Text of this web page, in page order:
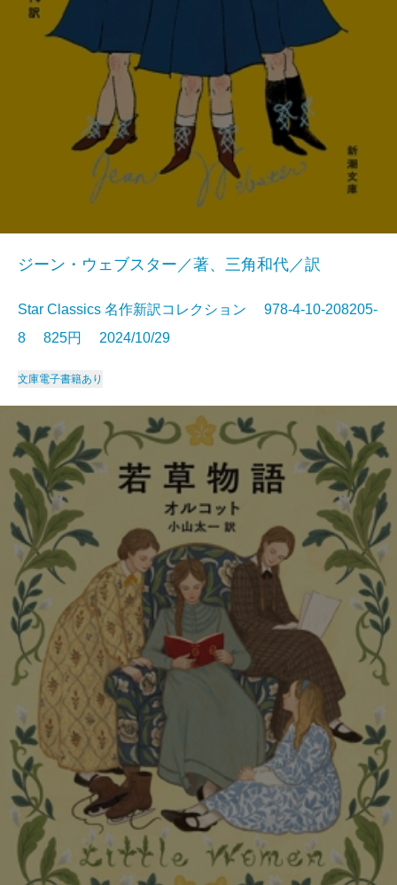
ジーン・ウェブスター／著、三角和代／訳
Star Classics 名作新訳コレクション 978-4-10-208205-
8 825円 2024/10/29
文庫電子書籍あり